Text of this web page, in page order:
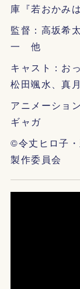
庫『若おかみ
監督：高坂希
一 他
キャスト：お
松田颯水、真
アニメーショ
ギャガ
©令丈ヒロ子
製作委員会